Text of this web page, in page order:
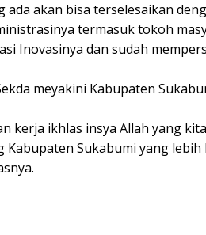
akan bisa terselesaikan
termasuk tokoh
Inovasinya dan sudah
meyakini Kabupaten
kerja ikhlas insya Allah yang
Sukabumi yang